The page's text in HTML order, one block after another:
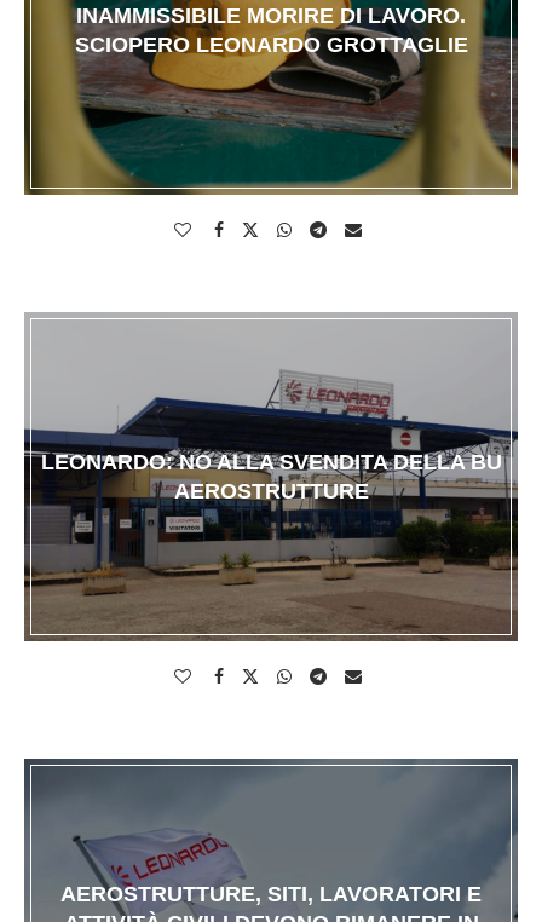
INAMMISSIBILE MORIRE DI LAVORO.
SCIOPERO LEONARDO GROTTAGLIE
LEONARDO: NO ALLA SVENDITA DELLA BU
AEROSTRUTTURE
AEROSTRUTTURE, SITI, LAVORATORI E